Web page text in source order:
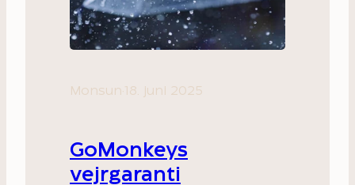
Monsun· 18. juni 2025
GoMonkeys
vejrgaranti